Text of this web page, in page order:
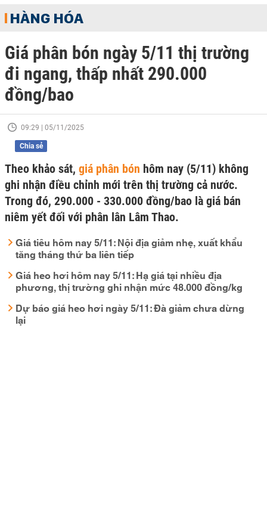
HÀNG HÓA
Giá phân bón ngày 5/11 thị trường
đi ngang, thấp nhất 290.000
đồng/bao
09:29 | 05/11/2025
Chia sẻ
Theo khảo sát, giá phân bón hôm nay (5/11) không
ghi nhận điều chỉnh mới trên thị trường cả nước.
Trong đó, 290.000 - 330.000 đồng/bao là giá bán
niêm yết đối với phân lân Lâm Thao.
Giá tiêu hôm nay 5/11: Nội địa giảm nhẹ, xuất khẩu
tăng tháng thứ ba liên tiếp
Giá heo hơi hôm nay 5/11: Hạ giá tại nhiều địa
phương, thị trường ghi nhận mức 48.000 đồng/kg
Dự báo giá heo hơi ngày 5/11: Đà giảm chưa dừng
lại